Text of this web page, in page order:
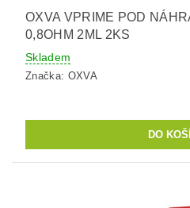
OXVA VPRIME POD
0,8OHM 2ML 2KS
Skladem
Značka: OXVA